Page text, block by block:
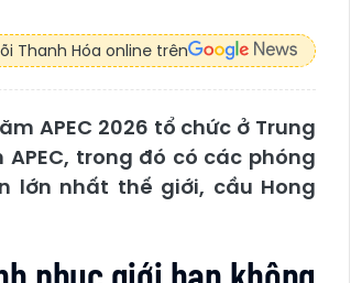
Thanh Hóa online trên
APEC 2026 tổ chức ở Trung
trong đó có các phóng
lớn nhất thế giới, cầu Hong